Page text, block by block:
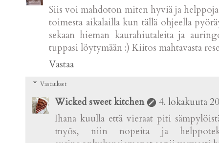
Siis voi mahdoton miten hyviä ja
toimesta aikalailla kun tällä ohjeella
sekaan hieman kaurahiutaleita ja
tuppasi löytymään :) Kiitos mahtavasta
Vastaa
Vastaukset
Wicked sweet kitchen
4. lokakuuta
Ihana kuulla että vieraat piti
myös, niin nopeita ja